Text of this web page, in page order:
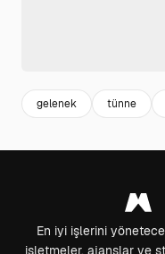
gelenek tünne
En iyi işlerini
işletmeler, ajanslar ve